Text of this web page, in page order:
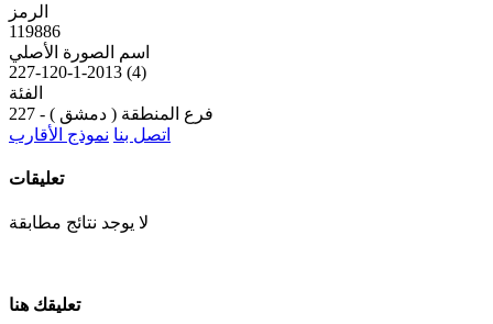
الرمز
119886
اسم الصورة الأصلي
227-120-1-2013 (4)
الفئة
227 - فرع المنطقة ( دمشق )
اتصل بنا نموذج الأقارب
تعليقات
لا يوجد نتائج مطابقة
تعليقك هنا